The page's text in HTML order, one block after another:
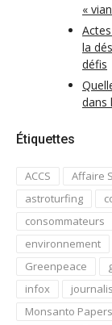
«
la
défis
dans
Étiquettes
ACCS Affaire
astroturfing
consommateurs
environnement
Greenpeace
infox
Monsanto Papers